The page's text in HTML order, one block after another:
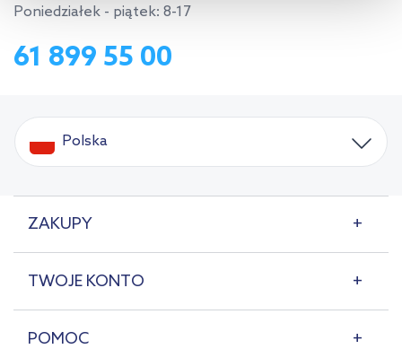
informacji na temat plików cookie i tego, dlaczego ich przepisy,
Poniedziałek - piątek: 8-17
61 899 55 00
Polska
ZAKUPY
TWOJE KONTO
POMOC